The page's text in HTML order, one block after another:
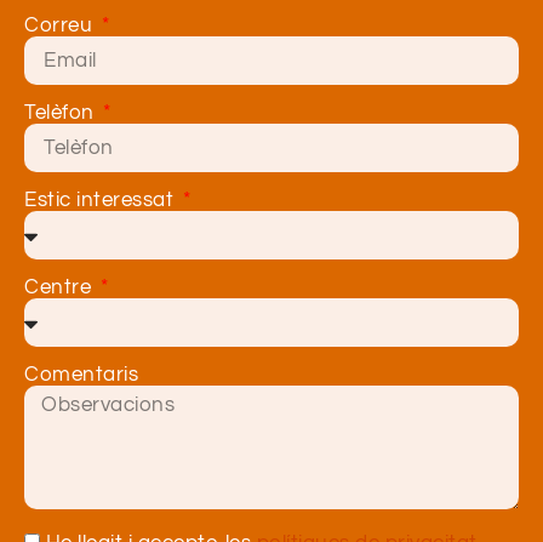
Correu
Telèfon
Estic interessat
Centre
Comentaris